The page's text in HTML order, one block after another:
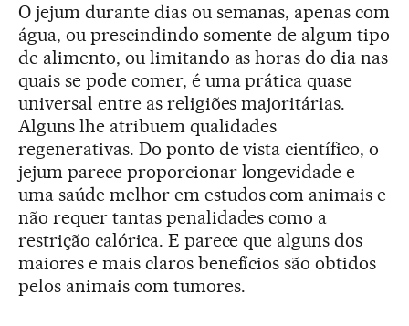
O jejum durante dias ou semanas, apenas com
água, ou prescindindo somente de algum tipo
de alimento, ou limitando as horas do dia nas
quais se pode comer, é uma prática quase
universal entre as religiões majoritárias.
Alguns lhe atribuem qualidades
regenerativas. Do ponto de vista científico, o
jejum parece proporcionar longevidade e
uma saúde melhor em estudos com animais e
não requer tantas penalidades como a
restrição calórica. E parece que alguns dos
maiores e mais claros benefícios são obtidos
pelos animais com tumores.